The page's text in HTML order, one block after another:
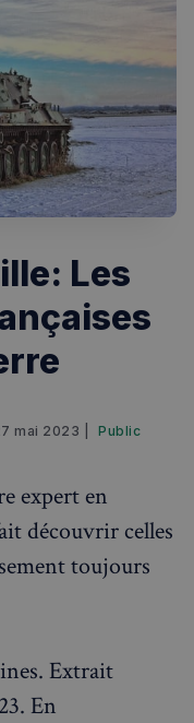
- Magazine
Les
mai 2023 | Public
expert en
découvrir celles
toujours
Extrait
En